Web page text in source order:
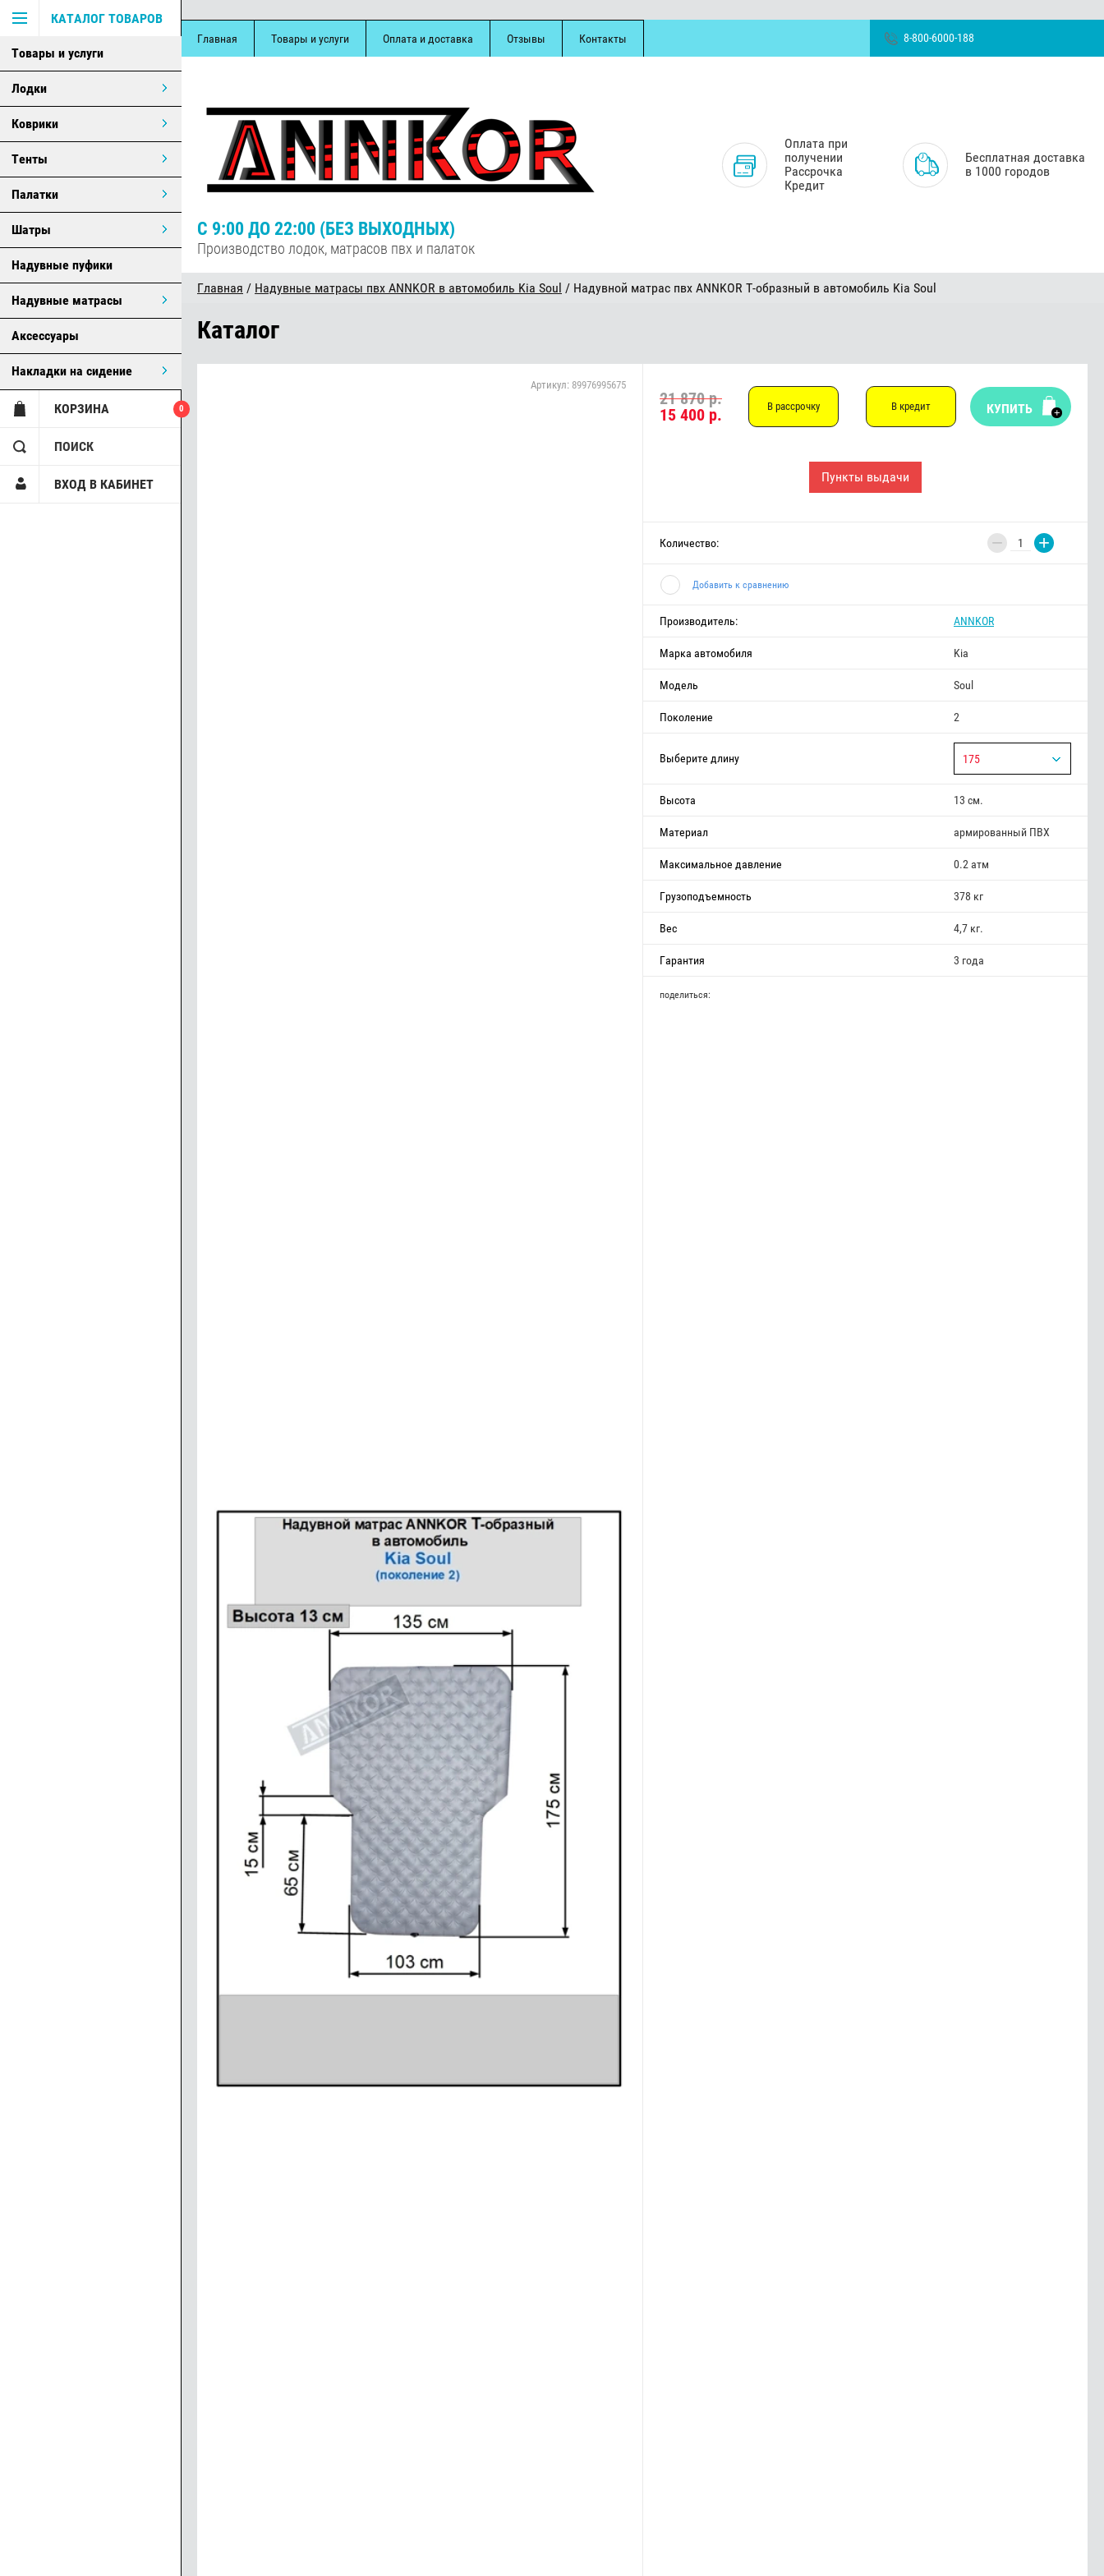
КАТАЛОГ ТОВАРОВ
Товары и услуги
Лодки
Коврики
Тенты
Палатки
Шатры
Надувные пуфики
Надувные матрасы
Аксессуары
Накладки на сидение
КОРЗИНА 0
ПОИСК
ВХОД В КАБИНЕТ
Главная Товары и услуги Оплата и доставка Отзывы Контакты 8-800-6000-188
С 9:00 ДО 22:00 (БЕЗ ВЫХОДНЫХ)
Производство лодок, матрасов пвх и палаток
Оплата при
получении
Рассрочка
Кредит
Бесплатная доставка
в 1000 городов
Главная / Надувные матрасы пвх ANNKOR в автомобиль Kia Soul / Надувной матрас пвх ANNKOR Т-образный в автомобиль Kia Soul
Каталог
Артикул: 89976995675
21 870 р.
15 400 р. В рассрочку В кредит КУПИТЬ
Пункты выдачи
Количество: − +
Добавить к сравнению
Производитель: ANNKOR
Марка автомобиля Kia
Модель Soul
Поколение 2
Выберите длину 175
Высота 13 см.
Материал армированный ПВХ
Максимальное давление 0.2 атм
Грузоподъемность 378 кг
Вес 4,7 кг.
Гарантия 3 года
поделиться: